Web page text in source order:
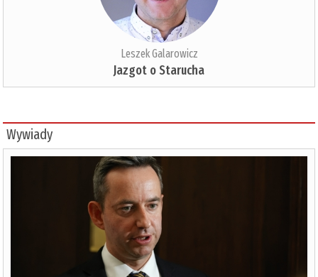
Leszek Galarowicz
Jazgot o Starucha
Wywiady